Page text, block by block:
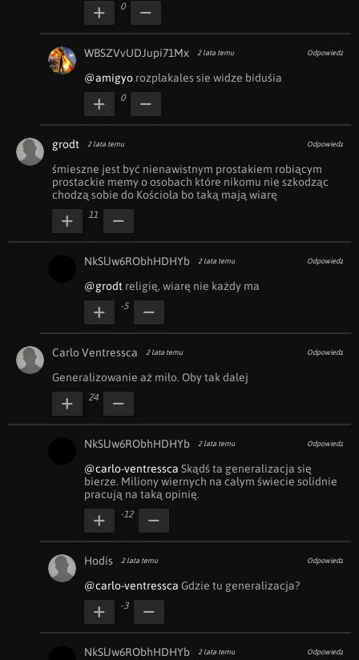
0
WBSZVvUDJupi71Mx 2 lata temu Odpowiedz
@amigyo rozplakales sie widze biduśia
0
grodt 2 lata temu Odpowiedz
śmieszne jest być nienawistnym prostakiem robiącym
prostackie memy o osobach które nikomu nie szkodząc
chodzą sobie do Kościoła bo taką mają wiarę
11
NkSlJw6RObhHDHYb 2 lata temu Odpowiedz
@grodt religię, wiarę nie każdy ma
-5
Carlo Ventressca 2 lata temu Odpowiedz
Generalizowanie aż miło. Oby tak dalej
24
NkSlJw6RObhHDHYb 2 lata temu Odpowiedz
@carlo-ventressca Skądś ta generalizacja się
bierze. Miliony wiernych na całym świecie solidnie
pracują na taką opinię.
-12
Hodis 2 lata temu Odpowiedz
@carlo-ventressca Gdzie tu generalizacja?
-3
NkSlJw6RObhHDHYb 2 lata temu Odpowiedz